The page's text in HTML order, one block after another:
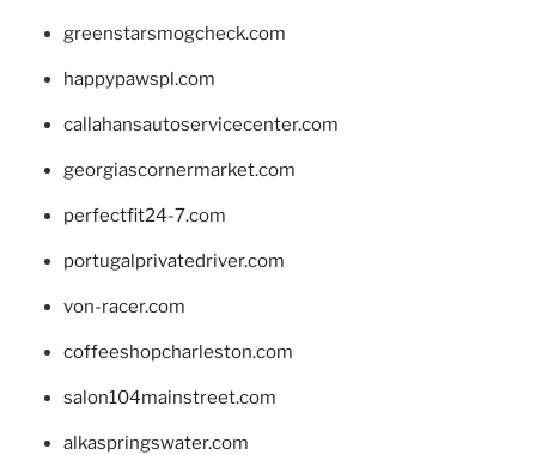
greenstarsmogcheck.com
happypawspl.com
callahansautoservicecenter.com
georgiascornermarket.com
perfectfit24-7.com
portugalprivatedriver.com
von-racer.com
coffeeshopcharleston.com
salon104mainstreet.com
alkaspringswater.com